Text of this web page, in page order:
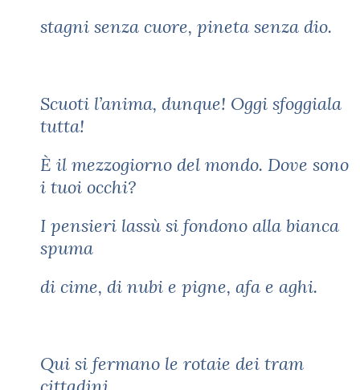
stagni senza cuore, pineta senza dio.
Scuoti l’anima, dunque! Oggi sfoggiala
tutta!
È il mezzogiorno del mondo. Dove sono
i tuoi occhi?
I pensieri lassù si fondono alla bianca
spuma
di cime, di nubi e pigne, afa e aghi.
Qui si fermano le rotaie dei tram